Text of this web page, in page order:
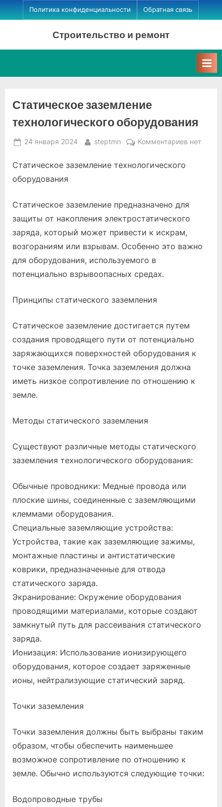
Skip
to
Политика конфиденциальности Обратная связь
Строительство и ремонт
Статическое заземление
технологического оборудования
Posted
24 января 2024 By
steptmn Комментариевкнет
Статическое заземление технологического
оборудования
Статическое заземление предназначено для
защиты от накопления электростатического
заряда, который может привести к искрам,
возгораниям или взрывам. Особенно это важно
для оборудования, используемого в
потенциально взрывоопасных средах.
Принципы статического заземления
Статическое заземление достигается путем
создания проводящего пути от потенциально
заряжающихся поверхностей оборудования к
точке заземления. Точка заземления должна
иметь низкое сопротивление по отношению к
земле.
Методы статического заземления
Существуют различные методы статического
заземления технологического оборудования:
Обычные проводники: Медные провода или
плоские шины, соединенные с заземляющими
клеммами оборудования.
Специальные заземляющие устройства:
Устройства, такие как заземляющие зажимы,
монтажные пластины и антистатические
коврики, предназначенные для отвода
статического заряда.
Экранирование: Окружение оборудования
проводящими материалами, которые создают
замкнутый путь для рассеивания статического
заряда.
Ионизация: Использование ионизирующего
оборудования, которое создает заряженные
ионы, нейтрализующие статический заряд.
Точки заземления
Точки заземления должны быть выбраны таким
образом, чтобы обеспечить наименьшее
возможное сопротивление по отношению к
земле. Обычно используются следующие точки:
Водопроводные трубы